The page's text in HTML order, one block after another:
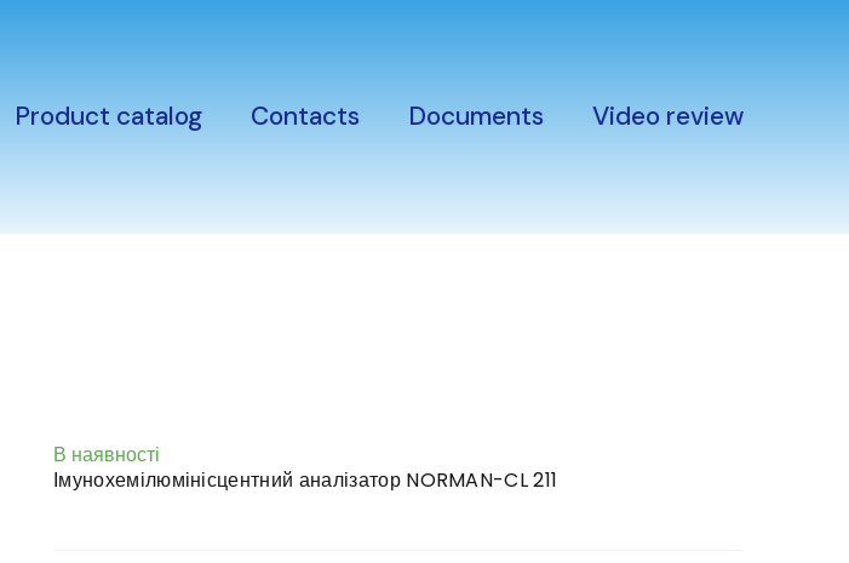
Product catalog Contacts Documents Video review
В наявності
Імунохемілюмінісцентний аналізатор NORMAN-CL 211